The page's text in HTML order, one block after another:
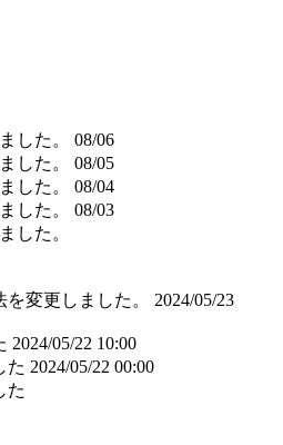
した。
08/06
した。
08/05
した。
08/04
した。
08/03
した。
変更しました。
2024/05/23
2024/05/22 10:00
た 2024/05/22 00:00
た